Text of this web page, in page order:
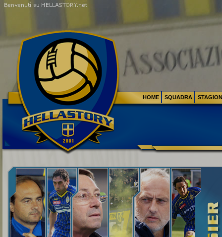
HOME SQUADRA